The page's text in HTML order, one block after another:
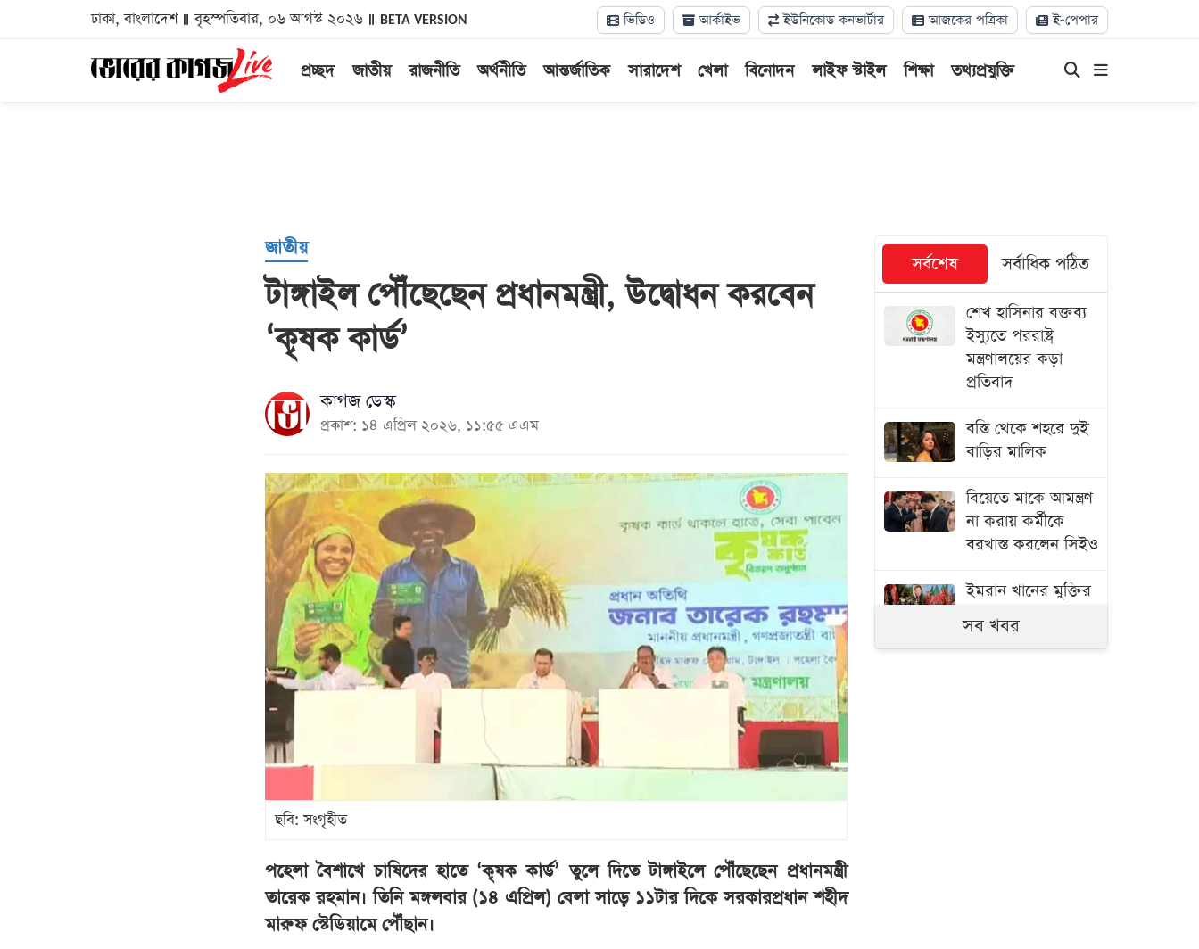
ঢাকা, বাংলাদেশ বৃহস্পতিবার, ০৬ আগস্ট ২০২৬ BETA VERSION ভিডিও আর্কাইভ ইউনিকোড কনভার্টার আজকের পত্রিকা ই-পেপার
প্রচ্ছদ জাতীয় রাজনীতি অর্থনীতি আন্তর্জাতিক সারাদেশ খেলা বিনোদন লাইফ স্টাইল শিক্ষা তথ্যপ্রযুক্তি
জাতীয়
টাঙ্গাইল পৌঁছেছেন প্রধানমন্ত্রী, উদ্বোধন করবেন
‘কৃষক কার্ড’
কাগজ ডেস্ক
প্রকাশ: ১৪ এপ্রিল ২০২৬, ১১:৫৫ এএম
ছবি: সংগৃহীত
পহেলা বৈশাখে চাষিদের হাতে ‘কৃষক কার্ড’ তুলে দিতে টাঙ্গাইলে পৌঁছেছেন প্রধানমন্ত্রী
তারেক রহমান। তিনি মঙ্গলবার (১৪ এপ্রিল) বেলা সাড়ে ১১টার দিকে সরকারপ্রধান শহীদ
মারুফ স্টেডিয়ামে পৌঁছান।
সর্বশেষ সর্বাধিক পঠিত
শেখ হাসিনার বক্তব্য
ইস্যুতে পররাষ্ট্র
মন্ত্রণালয়ের কড়া
প্রতিবাদ
বস্তি থেকে শহরে দুই
বাড়ির মালিক
বিয়েতে মাকে আমন্ত্রণ
না করায় কর্মীকে
বরখাস্ত করলেন সিইও
ইমরান খানের মুক্তির
দাবিতে বিক্ষোভ
সব খবর